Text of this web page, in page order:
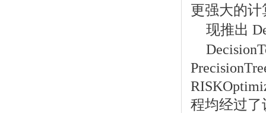
更强大的
现推出
程均经过